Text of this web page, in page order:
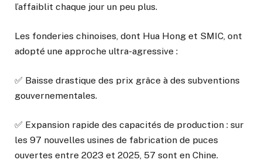
l’affaiblit chaque jour un peu plus.
Les fonderies chinoises, dont Hua Hong et SMIC, ont
adopté une approche ultra-agressive :
✅ Baisse drastique des prix grâce à des subventions
gouvernementales.
✅ Expansion rapide des capacités de production : sur
les 97 nouvelles usines de fabrication de puces
ouvertes entre 2023 et 2025, 57 sont en Chine.